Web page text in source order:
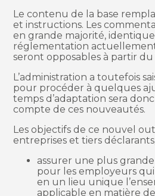
Le contenu de la base
et instructions. Les
en grande majorité,
réglementation
seront opposables à partir du
L’administration a toutefois
pour procéder à quelques
temps d’adaptation sera
compte de ces nouveautés.
Les objectifs de ce nouvel
entreprises et tiers
assurer une plus
pour les employeurs
en un lieu unique
applicable en matière